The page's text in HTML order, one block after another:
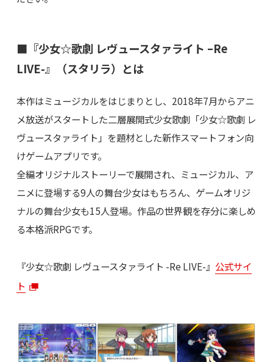
■『少女☆歌劇 レヴュースタァライト –Re
LIVE-』（スタリラ）とは
本作はミュージカルをはじまりとし、2018年7月からアニ
メ放送がスタートした二層展開式少女歌劇「少女☆歌劇 レ
ヴュースタァライト」を題材とした新作スマートフォン向
けゲームアプリです。
全編オリジナルストーリーで展開され、ミュージカル、ア
ニメに登場する9人の舞台少女はもちろん、ゲームオリジ
ナルの舞台少女も15人登場。作品の世界観を存分に楽しめ
る本格派RPGです。
『少女☆歌劇 レヴュースタァライト -Re LIVE-』 公式サイ
ト